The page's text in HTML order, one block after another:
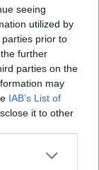
seeing
utilized by
prior to
further
parties on the
may
IAB’s List of
it to other